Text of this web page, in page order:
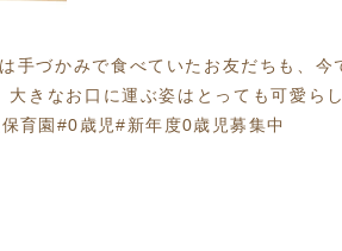
手づかみで食べていたお友だちも、今
きなお口に運ぶ姿はとっても可愛ら
育園#0歳児#新年度0歳児募集中